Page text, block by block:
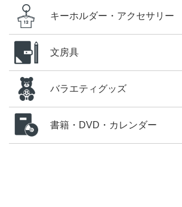
キーホルダー・アクセサリー
文房具
バラエティグッズ
書籍・DVD・カレンダー